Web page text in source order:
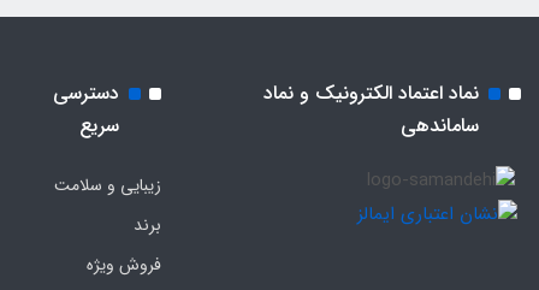
نماد اعتماد الکترونیک و نماد
ساماندهی
دسترسی
سریع
زیبایی و سلامت
برند
فروش ویژه